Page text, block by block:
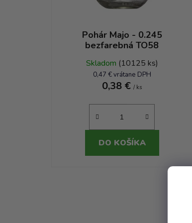
Pohár Majo - 0.245
bezfarebná TO58
Skladom (10125 ks)
0,47 € vrátane DPH
0,38 €/ ks
DO KOŠÍKA